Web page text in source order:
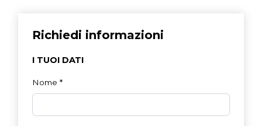
Richiedi informazioni
I TUOI DATI
Nome *